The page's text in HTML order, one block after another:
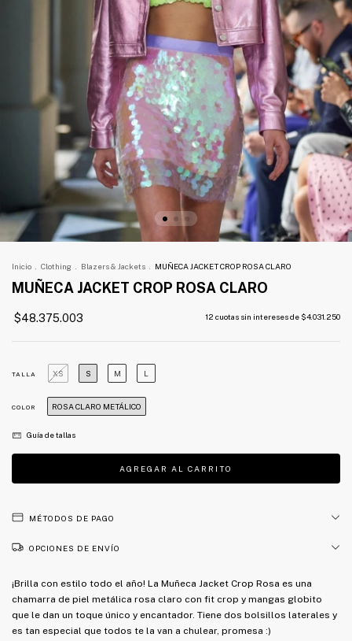
Inicio Clothing Blazers & Jackets MUÑECA JACKET CROP ROSA CLARO
MUÑECA JACKET CROP ROSA CLARO
$48.375.003 12 cuotas sin intereses de $4.031.250
TALLA XS S M L
COLOR ROSA CLARO METÁLICO
Guía de tallas
MÉTODOS DE PAGO
OPCIONES DE ENVÍO
¡Brilla con estilo todo el año! La Muñeca Jacket Crop Rosa es una
chamarra de piel metálica rosa claro con fit crop y mangas globito
que le dan un toque único y encantador. Tiene dos bolsillos laterales y
es tan especial que todos te la van a chulear, promesa :)